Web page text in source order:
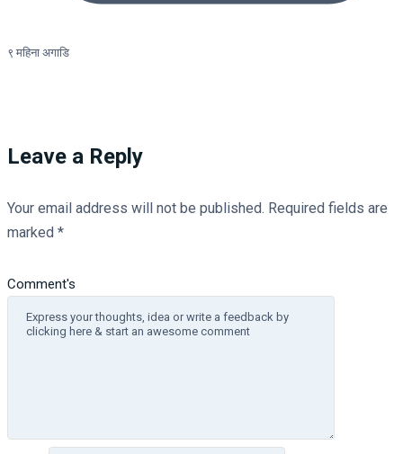
९ महिना अगाडि
Leave a Reply
Your email address will not be published. Required fields are
marked *
Comment's